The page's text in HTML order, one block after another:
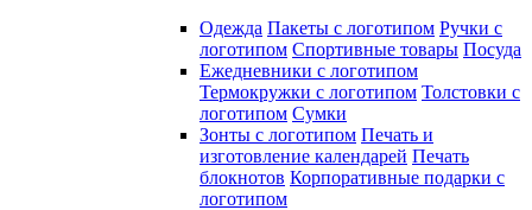
Одежда Пакеты с логотипом Ручки с
логотипом Спортивные товары Посуда
Ежедневники с логотипом
Термокружки с логотипом Толстовки с
логотипом Сумки
Зонты с логотипом Печать и
изготовление календарей Печать
блокнотов Корпоративные подарки с
логотипом